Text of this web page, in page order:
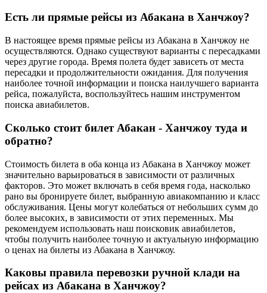
Есть ли прямые рейсы из Абакана в Ханчжоу?
В настоящее время прямые рейсы из Абакана в Ханчжоу не
осуществляются. Однако существуют варианты с пересадками
через другие города. Время полета будет зависеть от места
пересадки и продолжительности ожидания. Для получения
наиболее точной информации и поиска наилучшего варианта
рейса, пожалуйста, воспользуйтесь нашим инструментом
поиска авиабилетов.
Сколько стоит билет Абакан - Ханчжоу туда и
обратно?
Стоимость билета в оба конца из Абакана в Ханчжоу может
значительно варьироваться в зависимости от различных
факторов. Это может включать в себя время года, насколько
рано вы бронируете билет, выбранную авиакомпанию и класс
обслуживания. Цены могут колебаться от небольших сумм до
более высоких, в зависимости от этих переменных. Мы
рекомендуем использовать наш поисковик авиабилетов,
чтобы получить наиболее точную и актуальную информацию
о ценах на билеты из Абакана в Ханчжоу.
Каковы правила перевозки ручной клади на
рейсах из Абакана в Ханчжоу?